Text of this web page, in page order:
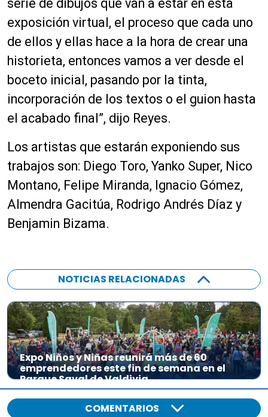
serie de dibujos que van a estar en esta
exposición virtual, el proceso que cada uno
de ellos y ellas hace a la hora de crear una
historieta, entonces vamos a ver desde el
boceto inicial, pasando por la tinta,
incorporación de los textos o el guion hasta
el acabado final”, dijo Reyes.
Los artistas que estarán exponiendo sus
trabajos son: Diego Toro, Yanko Super, Nico
Montano, Felipe Miranda, Ignacio Gómez,
Almendra Gacitúa, Rodrigo Andrés Díaz y
Benjamin Bizama.
NOTICIAS RELACIONADAS
Expo Niños y Niñas reunirá más de 60
emprendedores este fin de semana en el
Parque Saval de Valdivia
COMENTARIOS